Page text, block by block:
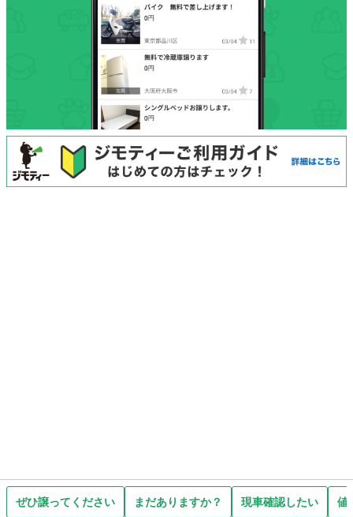
ぜひ譲ってください まだありますか？ 現車確認したい 値